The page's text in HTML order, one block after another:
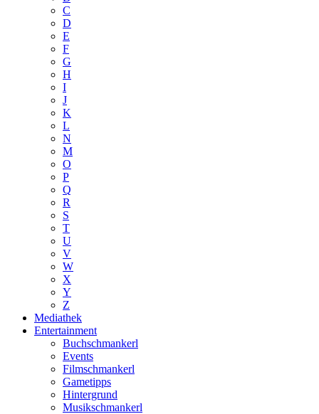
C
D
E
F
G
H
I
J
K
L
N
M
O
P
Q
R
S
T
U
V
W
X
Y
Z
Mediathek
Entertainment
Buchschmankerl
Events
Filmschmankerl
Gametipps
Hintergrund
Musikschmankerl